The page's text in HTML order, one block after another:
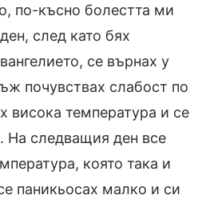
по-късно болестта ми
след като бях
се върнах у
почувствах слабост по
висока температура и се
На следващия ден все
която така и
паникьосах малко и си